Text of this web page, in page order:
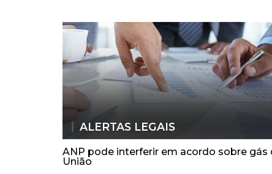
ALERTAS LEGAIS
ANP pode interferir em acordo sobre gás
União